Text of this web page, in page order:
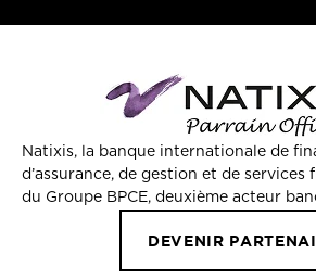
Natixis, la banque internationale de
d’assurance, de gestion et de services
du Groupe BPCE, deuxième acteur
DEVENIR